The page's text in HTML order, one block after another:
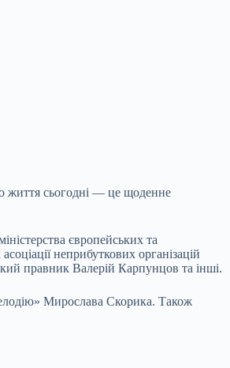
життя сьогодні — це щоденне
європейських та
неприбуткових організацій
правник Валерій Карпунцов та інші.
Мирослава Скорика. Також